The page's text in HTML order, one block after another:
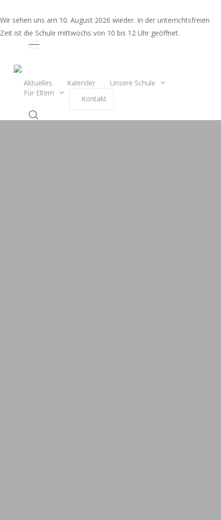
to
main
Wir sehen uns am 10. August 2026 wieder. In der unterrichtsfreien
Zeit ist die Schule mittwochs von 10 bis 12 Uhr geöffnet.
Auswahl
Aktuelles Kalender
Unsere Schule
Für Eltern
Kontakt